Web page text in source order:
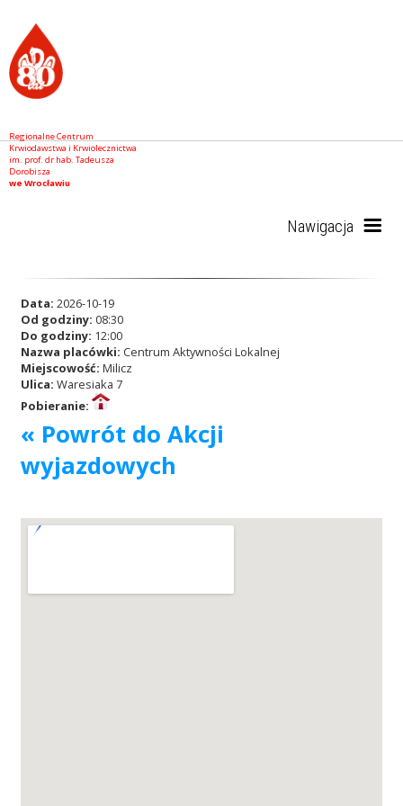
Regionalne Centrum
Krwiodawstwa i Krwiolecznictwa
im. prof. dr hab. Tadeusza
Dorobisza
we Wrocławiu
Nawigacja
RCKiK
Akcje wyjazdowe
Krwiodawcy
Szpitale
Data: 2026-10-19
Od godziny: 08:30
Do godziny: 12:00
Nazwa placówki: Centrum Aktywności Lokalnej
Miejscowość: Milicz
Ulica: Waresiaka 7
Pobieranie:
« Powrót do Akcji
wyjazdowych